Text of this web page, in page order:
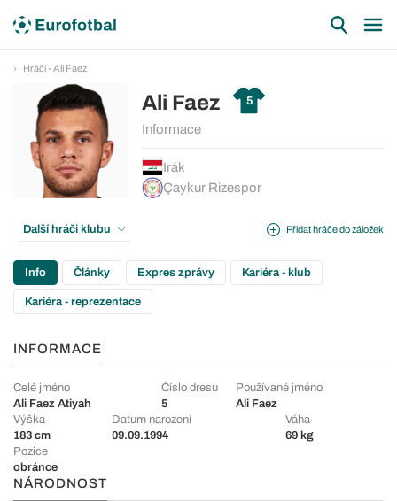
Hráči - Ali Faez
Ali Faez 5
Informace
Irák
Çaykur Rizespor
Přidat hráče do záložek
Další hráči klubu
Info Články Expres zprávy Kariéra - klub
Kariéra - reprezentace
INFORMACE
Celé jméno
Ali Faez Atiyah
Číslo dresu
5
Používané jméno
Ali Faez
Výška
183 cm
Datum narození
09.09.1994
Váha
69 kg
Pozice
obránce
NÁRODNOST